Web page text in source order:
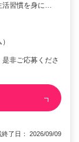
習慣を身に…
非ご応募くださ
了日： 2026/09/09